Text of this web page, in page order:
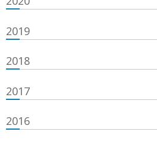
2019
2018
2017
2016